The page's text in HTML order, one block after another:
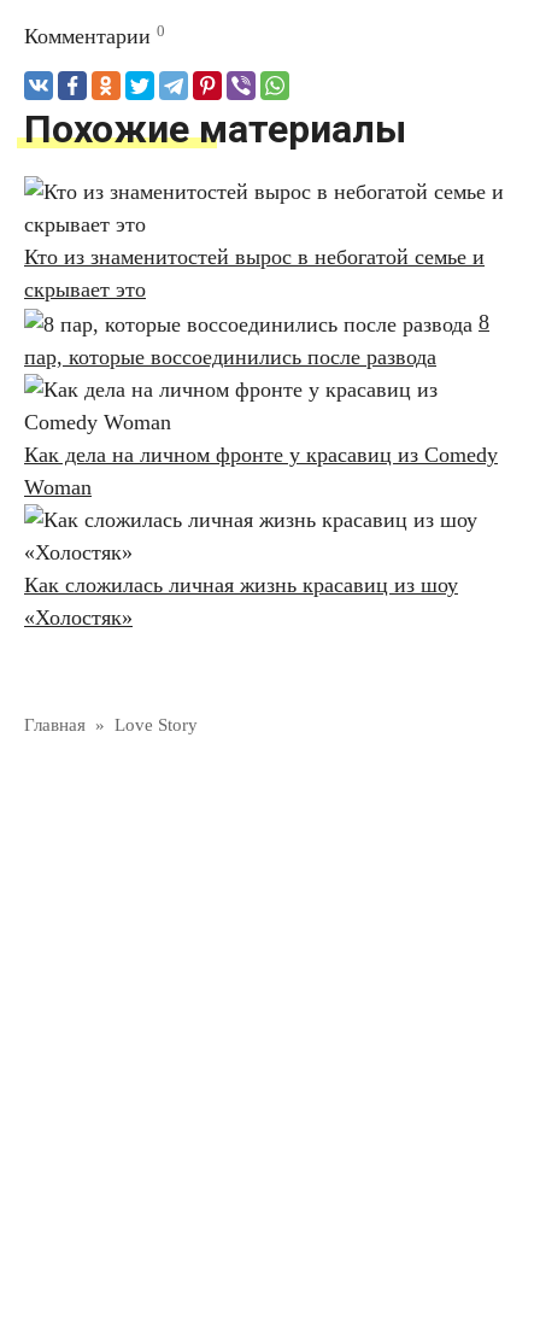
Комментарии 0
Похожие материалы
Кто из знаменитостей вырос в небогатой семье и
скрывает это
8
пар, которые воссоединились после развода
Как дела на личном фронте у красавиц из Comedy
Woman
Как сложилась личная жизнь красавиц из шоу
«Холостяк»
Главная » Love Story